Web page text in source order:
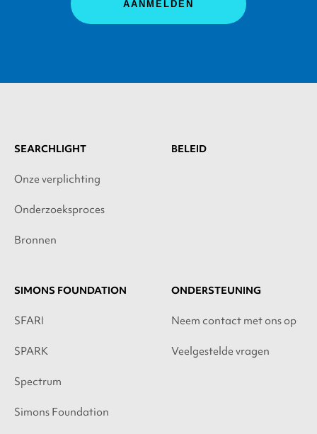
SEARCHLIGHT
Onze verplichting
Onderzoeksproces
Bronnen
BELEID
SIMONS FOUNDATION
SFARI
SPARK
Spectrum
Simons Foundation
ONDERSTEUNING
Neem contact met ons op
Veelgestelde vragen